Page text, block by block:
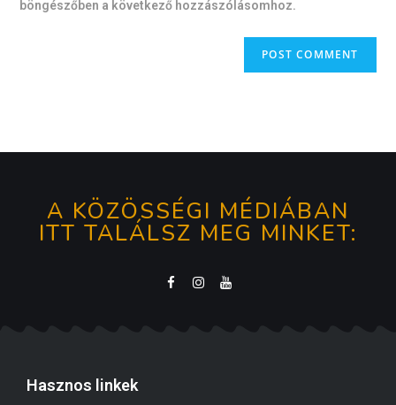
böngészőben a következő hozzászólásomhoz.
A KÖZÖSSÉGI MÉDIÁBAN
ITT TALÁLSZ MEG MINKET:
Hasznos linkek